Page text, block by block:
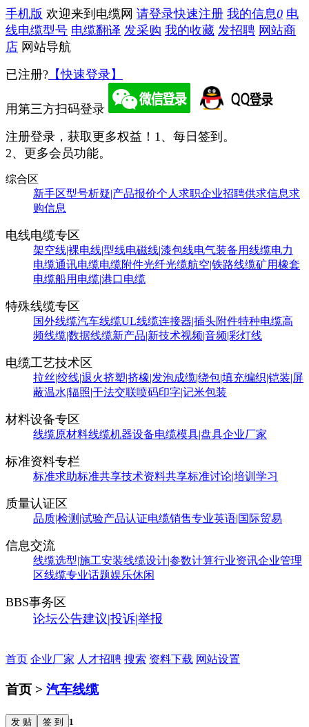
手机版 欢迎来到电缆网 请登录快速注册 我的信息0 电
线电缆型号 电缆翻译 发采购 我的收藏 发招聘 网站商
店 网站导航
已注册? 【快速登录】
用第三方扫码登录
注册登录，获取更多权益！ 1、每日签到。
2、更多会员功能。
综合区
新手区型号析疑|产品报价个人求职企业招聘供求信息求
购信息
电线电缆专区
架空线|裸电线|型线电磁线|漆包线电气装备用线缆电力
电缆通讯电缆电缆附件光纤光缆航空|铁路线缆矿用橡套
电缆船用电缆|港口电缆
特殊线缆专区
国外线缆汽车线缆UL线缆连接器|插头附件特种电缆高
频线缆|数据线缆新产品|新技术视频|音频|彩灯线
电缆工艺技术区
拉丝|绞线|退火挤塑|挤橡|发泡成缆|绕包|填充编织|铠装|屏
蔽温水|辐照|干法交联喷码印字|记米包装
材料设备专区
线缆原材料线缆机器设备电缆模具|盘具企业厂家
标准资料专栏
标准求助标准共享技术资料共享标准讨论|培训学习
质量认证区
品质|检测|试验产品认证电缆销售专业英语|国际贸易
信息交流
线缆选型|施工安装线缆设计|参数计算行业资讯企业管理
区线缆专业话题娱乐休闲
BBS事务区
论坛公告建议|投诉|举报
首页 企业厂家 人才招聘 搜索 资料下载 网站设置
首页 > 汽车线缆
发 贴 签 到 1